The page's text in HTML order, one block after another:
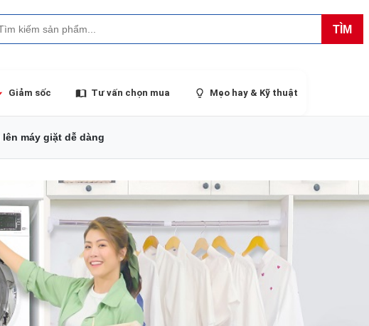
TÌM
Giảm sốc Tư vấn chọn mua Mẹo hay & Kỹ thuật
máy giặt dễ dàng